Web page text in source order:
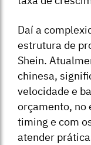
Daí a
estrutura de
Shein.
chinesa,
velocidade e
orçamento, no
timing e com
atender